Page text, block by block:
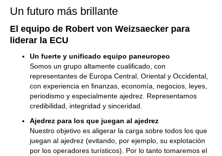
Un futuro más brillante
El equipo de Robert von Weizsaecker para
liderar la ECU
Un fuerte y unificado equipo paneuropeo
Somos un grupo altamente cualificado, con
representantes de Europa Central, Oriental y Occidental,
con experiencia en finanzas, economía, negocios, leyes,
periodismo y especialmente ajedrez. Representamos
credibilidad, integridad y sinceridad.
Ajedrez para los que juegan al ajedrez
Nuestro objetivo es aligerar la carga sobre todos los que
juegan al ajedrez (evitando, por ejemplo, su explotación
por los operadores turísticos). Por lo tanto tomaremos el